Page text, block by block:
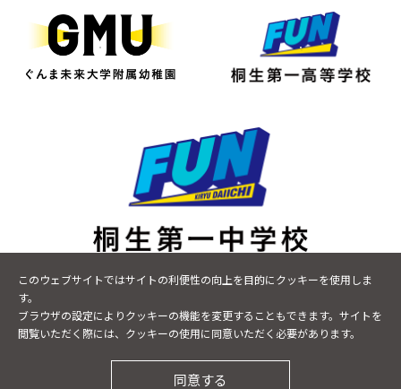
このウェブサイトではサイトの利便性の向上を目的にクッキーを使用しま
す。
ブラウザの設定によりクッキーの機能を変更することもできます。サイトを
閲覧いただく際には、クッキーの使用に同意いただく必要があります。
同意する
TEL0277-48-8600FAX 0277-20-7465
©KIRYU DAIICHI JUNIOR HIGH SCHOOL.All Rights